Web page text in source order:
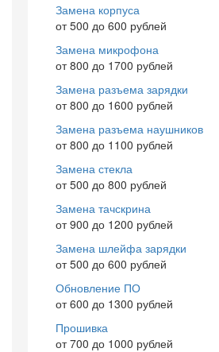
Замена корпуса
от 500 до 600 рублей
Замена микрофона
от 800 до 1700 рублей
Замена разъема зарядки
от 800 до 1600 рублей
Замена разъема наушников
от 800 до 1100 рублей
Замена стекла
от 500 до 800 рублей
Замена тачскрина
от 900 до 1200 рублей
Замена шлейфа зарядки
от 500 до 600 рублей
Обновление ПО
от 600 до 1300 рублей
Прошивка
от 700 до 1000 рублей